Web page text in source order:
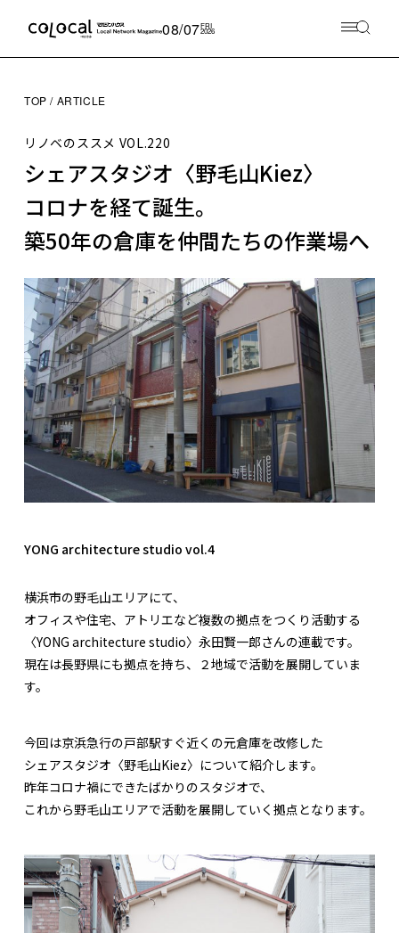
08/07FRI
2026
TOP ARTICLE
リノベのススメ VOL.220
シェアスタジオ〈野毛山Kiez〉
コロナを経て誕生。
築50年の倉庫を仲間たちの作業場へ
YONG architecture studio vol.4
横浜市の野毛山エリアにて、
オフィスや住宅、アトリエなど複数の拠点をつくり活動する
〈YONG architecture studio〉永田賢一郎さんの連載です。
現在は長野県にも拠点を持ち、２地域で活動を展開していま
す。
今回は京浜急行の戸部駅すぐ近くの元倉庫を改修した
シェアスタジオ〈野毛山Kiez〉について紹介します。
昨年コロナ禍にできたばかりのスタジオで、
これから野毛山エリアで活動を展開していく拠点となります。